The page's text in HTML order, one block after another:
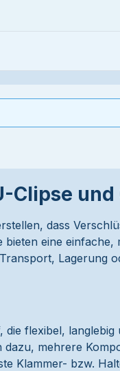
Clipse
dass
eine einfache,
Lagerung
flexibel, langlebig
mehrere
Klammer- bzw.